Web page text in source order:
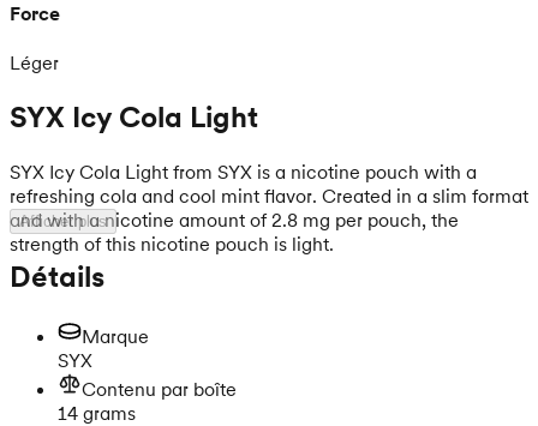
Force
Léger
SYX Icy Cola Light
SYX Icy Cola Light from SYX is a nicotine pouch with a
refreshing cola and cool mint flavor. Created in a slim format
and with a nicotine amount of 2.8 mg per pouch, the
strength of this nicotine pouch is light.
Afficher plus
Détails
Marque
SYX
Contenu par boîte
14 grams